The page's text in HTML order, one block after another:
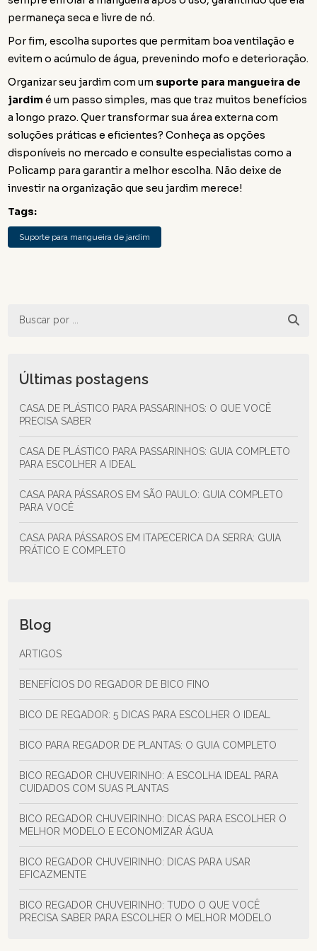
permaneça seca e livre de nó.
Por fim, escolha suportes que permitam boa ventilação e
evitem o acúmulo de água, prevenindo mofo e deterioração.
Organizar seu jardim com um suporte para mangueira de
jardim é um passo simples, mas que traz muitos benefícios
a longo prazo. Quer transformar sua área externa com
soluções práticas e eficientes? Conheça as opções
disponíveis no mercado e consulte especialistas como a
Policamp para garantir a melhor escolha. Não deixe de
investir na organização que seu jardim merece!
Tags:
Suporte para mangueira de jardim
Últimas postagens
CASA DE PLÁSTICO PARA PASSARINHOS: O QUE VOCÊ
PRECISA SABER
CASA DE PLÁSTICO PARA PASSARINHOS: GUIA COMPLETO
PARA ESCOLHER A IDEAL
CASA PARA PÁSSAROS EM SÃO PAULO: GUIA COMPLETO
PARA VOCÊ
CASA PARA PÁSSAROS EM ITAPECERICA DA SERRA: GUIA
PRÁTICO E COMPLETO
Blog
ARTIGOS
BENEFÍCIOS DO REGADOR DE BICO FINO
BICO DE REGADOR: 5 DICAS PARA ESCOLHER O IDEAL
BICO PARA REGADOR DE PLANTAS: O GUIA COMPLETO
BICO REGADOR CHUVEIRINHO: A ESCOLHA IDEAL PARA
CUIDADOS COM SUAS PLANTAS
BICO REGADOR CHUVEIRINHO: DICAS PARA ESCOLHER O
MELHOR MODELO E ECONOMIZAR ÁGUA
BICO REGADOR CHUVEIRINHO: DICAS PARA USAR
EFICAZMENTE
BICO REGADOR CHUVEIRINHO: TUDO O QUE VOCÊ
PRECISA SABER PARA ESCOLHER O MELHOR MODELO